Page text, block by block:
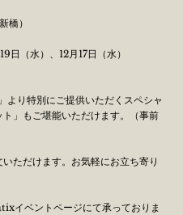
橋）
日（水）、12月17日（水）
より特別にご提供いただくスペシャ
」もご堪能いただけます。（事前
ただけます。お気軽にお立ち寄り
イベントページにて承っておりま